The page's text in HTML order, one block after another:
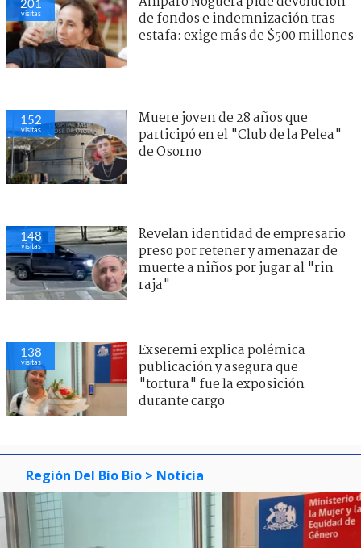
visitas
de fondos e indemnización tras
estafa: exige más de $500 millones
152
visitas
Muere joven de 28 años que
participó en el "Club de la Pelea"
de Osorno
148
visitas
Revelan identidad de empresario
preso por retener y amenazar de
muerte a niños por jugar al "rin
raja"
138
visitas
Exseremi explica polémica
publicación y asegura que
"tortura" fue la exposición
durante cargo
Región Del Bío Bío > Noticia